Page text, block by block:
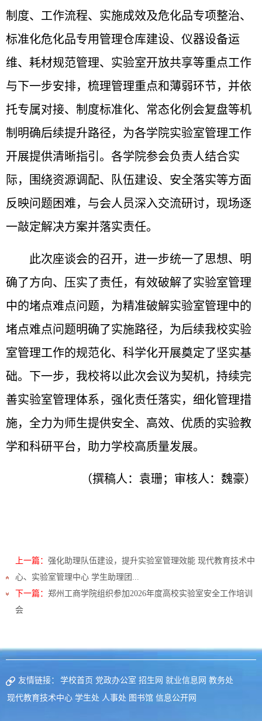
制度、工作流程、实施成效及危化品专项整治、
标准化危化品专用管理仓库建设、仪器设备运
维、耗材规范管理、实验室开放共享等重点工作
与下一步安排，梳理管理重点和薄弱环节，并依
托专属对接、制度标准化、常态化例会复盘等机
制明确后续提升路径，为各学院实验室管理工作
开展提供清晰指引。各学院参会负责人结合实
际，围绕资源调配、队伍建设、安全落实等方面
反映问题困难，与会人员深入交流研讨，现场逐
一敲定解决方案并落实责任。
此次座谈会的召开，进一步统一了思想、明
确了方向、压实了责任，有效破解了实验室管理
中的堵点难点问题，为精准破解实验室管理中的
堵点难点问题明确了实施路径，为后续我校实验
室管理工作的规范化、科学化开展奠定了坚实基
础。下一步，我校将以此次会议为契机，持续完
善实验室管理体系，强化责任落实，细化管理措
施，全力为师生提供安全、高效、优质的实验教
学和科研平台，助力学校高质量发展。
（撰稿人：袁珊；审核人：魏豪）
上一篇： 强化助理队伍建设，提升实验室管理效能 现代教育技术中
心、实验室管理中心 学生助理团...
下一篇： 郑州工商学院组织参加2026年度高校实验室安全工作培训
会
友情链接： 学校首页 党政办公室 招生网 就业信息网 教务处
现代教育技术中心 学生处 人事处 图书馆 信息公开网